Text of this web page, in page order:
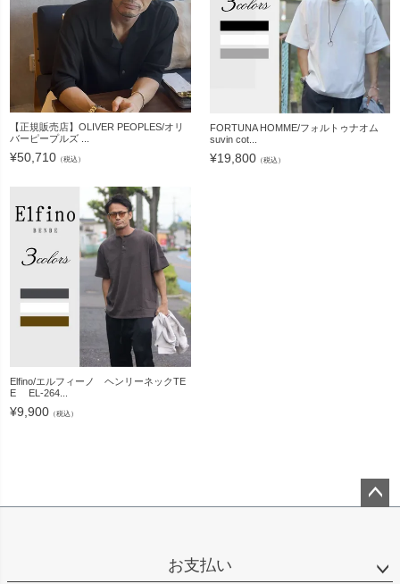
【正規販売店】OLIVER PEOPLES/オリ
バーピープルズ ...
¥50,710 （税込）
FORTUNA HOMME/フォルトゥナオム
suvin cot...
¥19,800（税込）
Elfino/エルフィーノ ヘンリーネックTE
E EL-264...
¥9,900 （税込）
お支払い